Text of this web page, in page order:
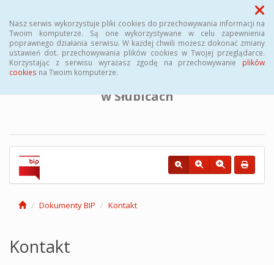
Nasz serwis wykorzystuje pliki cookies do przechowywania informacji na
Twoim komputerze. Są one wykorzystywane w celu zapewnienia
poprawnego działania serwisu. W każdej chwili możesz dokonać zmiany
ustawień dot. przechowywania plików cookies w Twojej przeglądarce.
Korzystając z serwisu wyrażasz zgodę na przechowywanie plików
cookies na Twoim komputerze.
Menu
BIULETYN INFORMACJI PUBLICZNEJ
Powiatowego Urzędu Pracy
w Słubicach
Dokumenty BIP Kontakt
Kontakt